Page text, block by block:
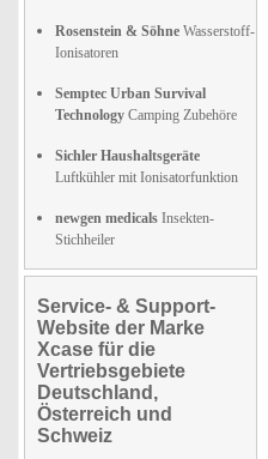
Rosenstein & Söhne Wasserstoff-
Ionisatoren
Semptec Urban Survival
Technology Camping Zubehöre
Sichler Haushaltsgeräte
Luftkühler mit Ionisatorfunktion
newgen medicals Insekten-
Stichheiler
Service- & Support-
Website der Marke
Xcase für die
Vertriebsgebiete
Deutschland,
Österreich und
Schweiz